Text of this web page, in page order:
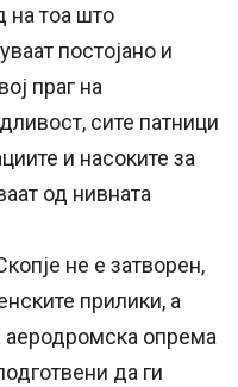
на тоа што
постојано и
праг на
сите патници
и насоките за
од нивната
не е затворен,
прилики, а
аеродромска опрема
да ги